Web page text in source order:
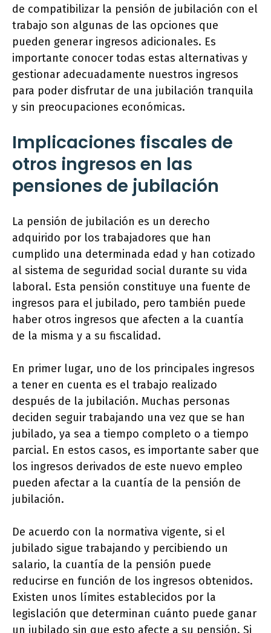
de compatibilizar la pensión de jubilación con el
trabajo son algunas de las opciones que
pueden generar ingresos adicionales. Es
importante conocer todas estas alternativas y
gestionar adecuadamente nuestros ingresos
para poder disfrutar de una jubilación tranquila
y sin preocupaciones económicas.
Implicaciones fiscales de
otros ingresos en las
pensiones de jubilación
La pensión de jubilación es un derecho
adquirido por los trabajadores que han
cumplido una determinada edad y han cotizado
al sistema de seguridad social durante su vida
laboral. Esta pensión constituye una fuente de
ingresos para el jubilado, pero también puede
haber otros ingresos que afecten a la cuantía
de la misma y a su fiscalidad.
En primer lugar, uno de los principales ingresos
a tener en cuenta es el trabajo realizado
después de la jubilación. Muchas personas
deciden seguir trabajando una vez que se han
jubilado, ya sea a tiempo completo o a tiempo
parcial. En estos casos, es importante saber que
los ingresos derivados de este nuevo empleo
pueden afectar a la cuantía de la pensión de
jubilación.
De acuerdo con la normativa vigente, si el
jubilado sigue trabajando y percibiendo un
salario, la cuantía de la pensión puede
reducirse en función de los ingresos obtenidos.
Existen unos límites establecidos por la
legislación que determinan cuánto puede ganar
un jubilado sin que esto afecte a su pensión. Si